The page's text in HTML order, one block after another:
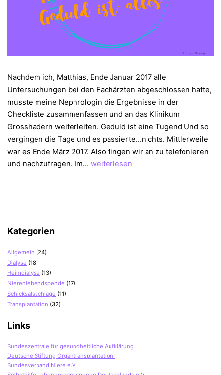
Nachdem ich, Matthias, Ende Januar 2017 alle
Untersuchungen bei den Fachärzten abgeschlossen hatte,
musste meine Nephrologin die Ergebnisse in der
Checkliste zusammenfassen und an das Klinikum
Grosshadern weiterleiten. Geduld ist eine Tugend Und so
vergingen die Tage und es passierte…nichts. Mittlerweile
war es Ende März 2017. Also fingen wir an zu telefonieren
und nachzufragen. Im… Nierenlebendspende
weiterlesen
Kategorien
Allgemein (24)
Dialyse (18)
Heimdialyse (13)
Nierenlebendspende (17)
Schicksalsschläge (11)
Transplantation (32)
Links
Bundeszentrale für gesundheitliche Aufklärung
Deutsche Stiftung Organtransplantation
Bundesverband Niere e.V.